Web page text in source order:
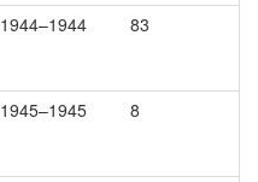
1944–1944 83
1945–1945 8